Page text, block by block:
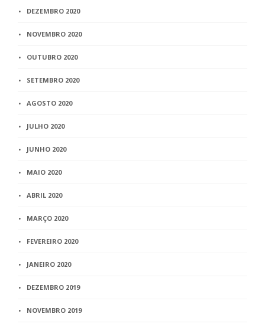
DEZEMBRO 2020
NOVEMBRO 2020
OUTUBRO 2020
SETEMBRO 2020
AGOSTO 2020
JULHO 2020
JUNHO 2020
MAIO 2020
ABRIL 2020
MARÇO 2020
FEVEREIRO 2020
JANEIRO 2020
DEZEMBRO 2019
NOVEMBRO 2019